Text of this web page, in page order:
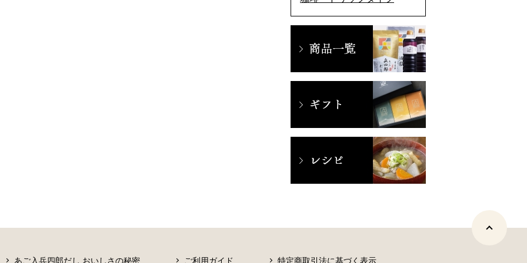
あご入兵四郎だし おいしさの秘密 ご利用ガイド 特定商取引法に基づく表示